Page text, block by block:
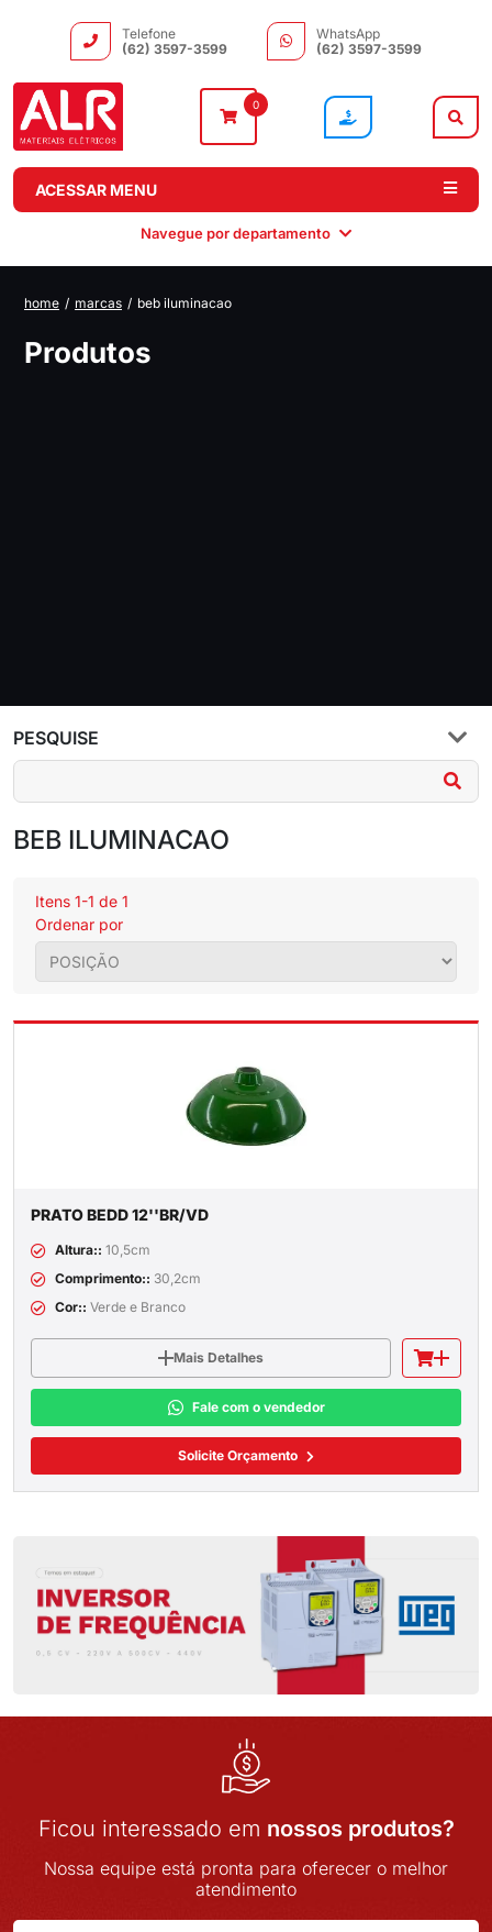
0
Telefone
(62) 3597-3599
WhatsApp
(62) 3597-3599
ACESSAR MENU
Navegue por departamento
Distribuição
home / marcas / beb iluminacao
Produtos
PESQUISE
BEB ILUMINACAO
Itens 1-1 de 1
Ordenar por
PRATO BEDD 12''BR/VD
Altura:: 10,5cm
Comprimento:: 30,2cm
Cor:: Verde e Branco
Mais Detalhes
Fale com o vendedor
Solicite Orçamento
Ficou interessado em nossos produtos?
Nossa equipe está pronta para oferecer o melhor
atendimento